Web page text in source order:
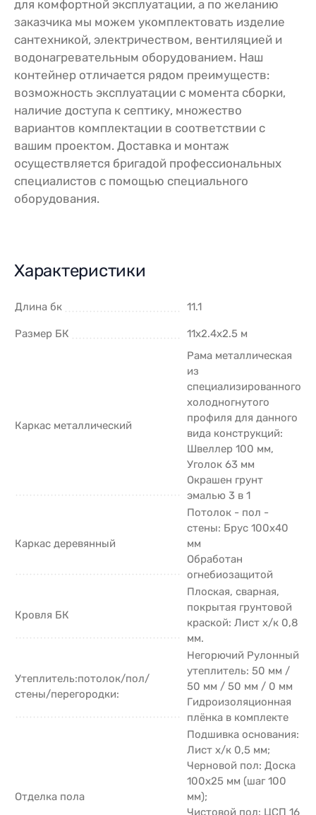
для комфортной эксплуатации, а по желанию
заказчика мы можем укомплектовать изделие
сантехникой, электричеством, вентиляцией и
водонагревательным оборудованием. Наш
контейнер отличается рядом преимуществ:
возможность эксплуатации с момента сборки,
наличие доступа к септику, множество
вариантов комплектации в соответствии с
вашим проектом. Доставка и монтаж
осуществляется бригадой профессиональных
специалистов с помощью специального
оборудования.
Характеристики
Длина бк 11.1
Размер БК 11х2.4х2.5 м
Каркас металлический
Рама металлическая
из
специализированного
холодногнутого
профиля для данного
вида конструкций:
Швеллер 100 мм,
Уголок 63 мм
Окрашен грунт
эмалью 3 в 1
Каркас деревянный
Потолок - пол -
стены: Брус 100х40
мм
Обработан
огнебиозащитой
Кровля БК
Плоская, сварная,
покрытая грунтовой
краской: Лист х/к 0,8
мм.
Утеплитель:потолок/пол/
стены/перегородки:
Негорючий Рулонный
утеплитель: 50 мм /
50 мм / 50 мм / 0 мм
Гидроизоляционная
плёнка в комплекте
Отделка пола
Подшивка основания:
Лист х/к 0,5 мм;
Черновой пол: Доска
100х25 мм (шаг 100
мм);
Чистовой пол: ЦСП 16